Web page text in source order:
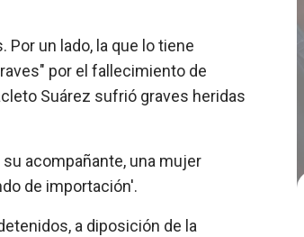
un lado, la que lo tiene
por el fallecimiento de
Suárez sufrió graves heridas
acompañante, una mujer
de importación'.
a diposición de la